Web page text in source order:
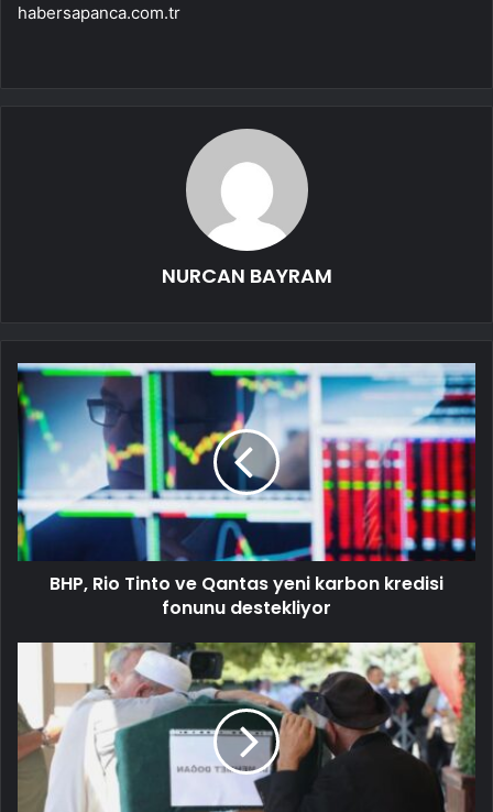
habersapanca.com.tr
NURCAN BAYRAM
BHP, Rio Tinto ve Qantas yeni karbon kredisi
fonunu destekliyor